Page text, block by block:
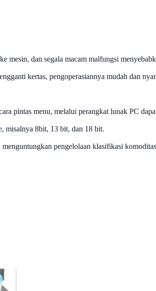
mesin, dan segala macam malfungsi
kertas, pengoperasiannya mudah dan
pintas menu, melalui perangkat lunak PC
misalnya 8bit, 13 bit, dan 18 bit.
pengelolaan klasifikasi